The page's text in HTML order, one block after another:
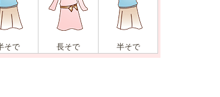
そで 長そで 半そで